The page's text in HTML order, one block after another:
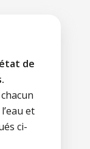
de
et
ci-